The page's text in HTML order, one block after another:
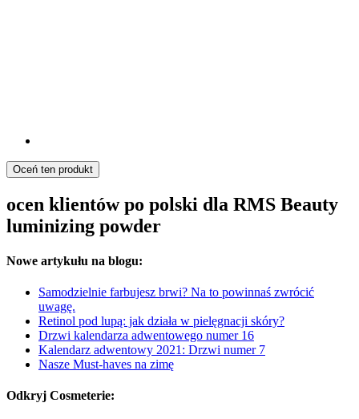
Oceń ten produkt
ocen klientów po polski dla RMS Beauty
luminizing powder
Nowe artykułu na blogu:
Samodzielnie farbujesz brwi? Na to powinnaś zwrócić
uwagę.
Retinol pod lupą: jak działa w pielęgnacji skóry?
Drzwi kalendarza adwentowego numer 16
Kalendarz adwentowy 2021: Drzwi numer 7
Nasze Must-haves na zimę
Odkryj Cosmeterie: